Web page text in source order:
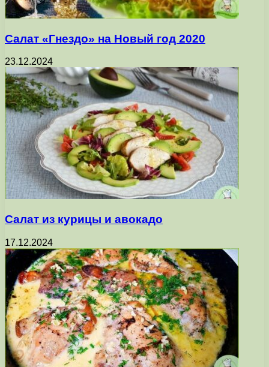
Салат «Гнездо» на Новый год 2020
23.12.2024
Салат из курицы и авокадо
17.12.2024